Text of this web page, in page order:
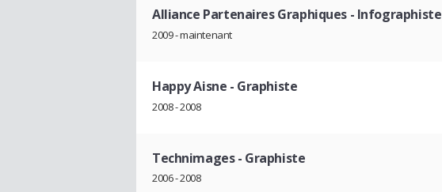
Alliance Partenaires Graphiques- Infographiste
2009 - maintenant
Happy Aisne - Graphiste
2008 - 2008
Technimages- Graphiste
2006 - 2008